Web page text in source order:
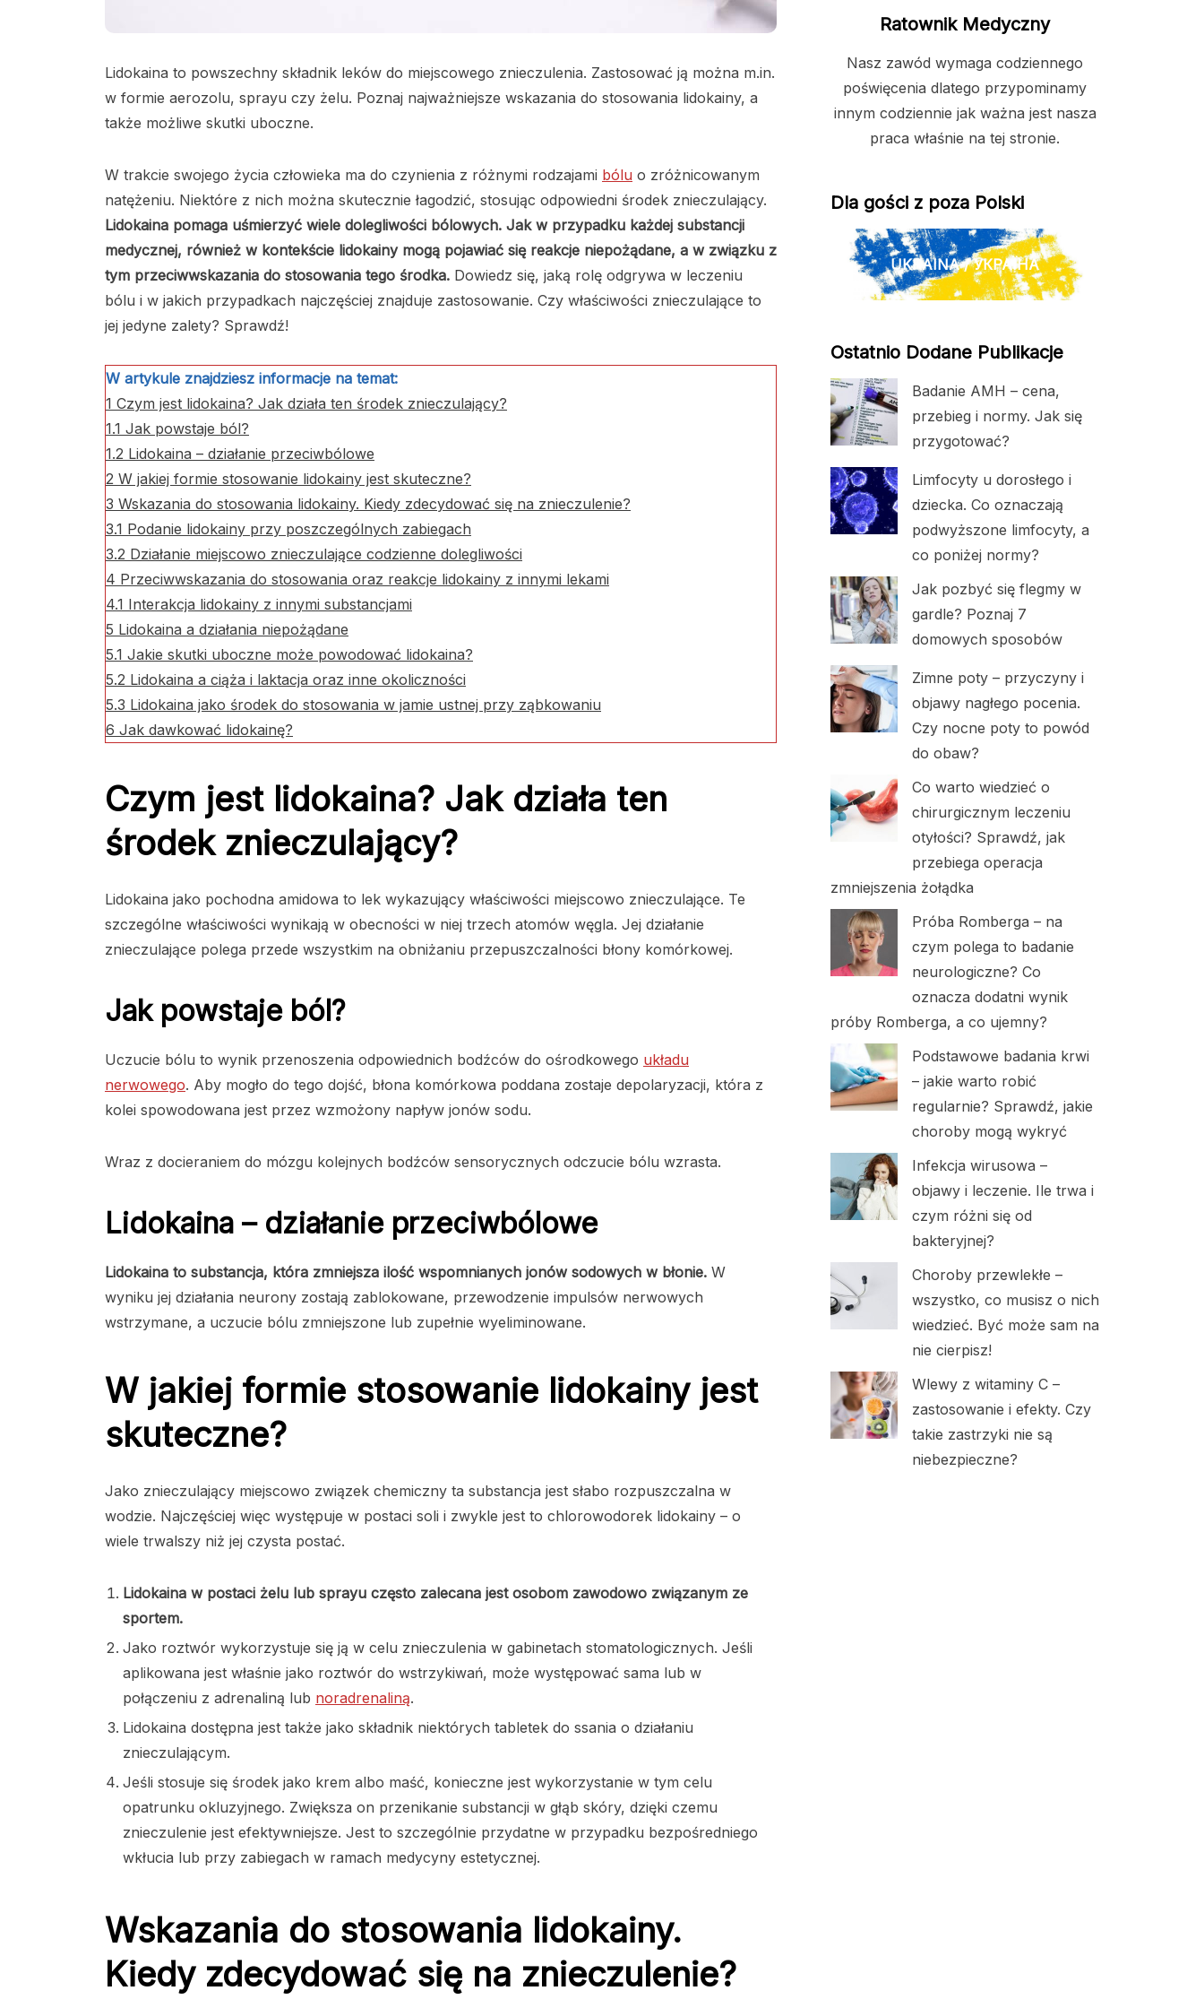
Lidokaina to powszechny składnik leków do miejscowego znieczulenia. Zastosować ją można m.in.
w formie aerozolu, sprayu czy żelu. Poznaj najważniejsze wskazania do stosowania lidokainy, a
także możliwe skutki uboczne.
W trakcie swojego życia człowieka ma do czynienia z różnymi rodzajami bólu o zróżnicowanym
natężeniu. Niektóre z nich można skutecznie łagodzić, stosując odpowiedni środek znieczulający.
Lidokaina pomaga uśmierzyć wiele dolegliwości bólowych. Jak w przypadku każdej substancji
medycznej, również w kontekście lidokainy mogą pojawiać się reakcje niepożądane, a w związku z
tym przeciwwskazania do stosowania tego środka. Dowiedz się, jaką rolę odgrywa w leczeniu
bólu i w jakich przypadkach najczęściej znajduje zastosowanie. Czy właściwości znieczulające to
jej jedyne zalety? Sprawdź!
W artykule znajdziesz informacje na temat:
1 Czym jest lidokaina? Jak działa ten środek znieczulający?
1.1 Jak powstaje ból?
1.2 Lidokaina – działanie przeciwbólowe
2 W jakiej formie stosowanie lidokainy jest skuteczne?
3 Wskazania do stosowania lidokainy. Kiedy zdecydować się na znieczulenie?
3.1 Podanie lidokainy przy poszczególnych zabiegach
3.2 Działanie miejscowo znieczulające codzienne dolegliwości
4 Przeciwwskazania do stosowania oraz reakcje lidokainy z innymi lekami
4.1 Interakcja lidokainy z innymi substancjami
5 Lidokaina a działania niepożądane
5.1 Jakie skutki uboczne może powodować lidokaina?
5.2 Lidokaina a ciąża i laktacja oraz inne okoliczności
5.3 Lidokaina jako środek do stosowania w jamie ustnej przy ząbkowaniu
6 Jak dawkować lidokainę?
Czym jest lidokaina? Jak działa ten
środek znieczulający?
Lidokaina jako pochodna amidowa to lek wykazujący właściwości miejscowo znieczulające. Te
szczególne właściwości wynikają w obecności w niej trzech atomów węgla. Jej działanie
znieczulające polega przede wszystkim na obniżaniu przepuszczalności błony komórkowej.
Jak powstaje ból?
Uczucie bólu to wynik przenoszenia odpowiednich bodźców do ośrodkowego układu
nerwowego. Aby mogło do tego dojść, błona komórkowa poddana zostaje depolaryzacji, która z
kolei spowodowana jest przez wzmożony napływ jonów sodu.
Wraz z docieraniem do mózgu kolejnych bodźców sensorycznych odczucie bólu wzrasta.
Lidokaina – działanie przeciwbólowe
Lidokaina to substancja, która zmniejsza ilość wspomnianych jonów sodowych w błonie. W
wyniku jej działania neurony zostają zablokowane, przewodzenie impulsów nerwowych
wstrzymane, a uczucie bólu zmniejszone lub zupełnie wyeliminowane.
W jakiej formie stosowanie lidokainy jest
skuteczne?
Jako znieczulający miejscowo związek chemiczny ta substancja jest słabo rozpuszczalna w
wodzie. Najczęściej więc występuje w postaci soli i zwykle jest to chlorowodorek lidokainy – o
wiele trwalszy niż jej czysta postać.
Lidokaina w postaci żelu lub sprayu często zalecana jest osobom zawodowo związanym ze
sportem.
Jako roztwór wykorzystuje się ją w celu znieczulenia w gabinetach stomatologicznych. Jeśli
aplikowana jest właśnie jako roztwór do wstrzykiwań, może występować sama lub w
połączeniu z adrenaliną lub noradrenaliną.
Lidokaina dostępna jest także jako składnik niektórych tabletek do ssania o działaniu
znieczulającym.
Jeśli stosuje się środek jako krem albo maść, konieczne jest wykorzystanie w tym celu
opatrunku okluzyjnego. Zwiększa on przenikanie substancji w głąb skóry, dzięki czemu
znieczulenie jest efektywniejsze. Jest to szczególnie przydatne w przypadku bezpośredniego
wkłucia lub przy zabiegach w ramach medycyny estetycznej.
Wskazania do stosowania lidokainy.
Kiedy zdecydować się na znieczulenie?
Ratownik Medyczny
Nasz zawód wymaga codziennego
poświęcenia dlatego przypominamy
innym codziennie jak ważna jest nasza
praca właśnie na tej stronie.
Dla gości z poza Polski
UKRAINA / УКРАЇНА
Ostatnio Dodane Publikacje
Badanie AMH – cena,
przebieg i normy. Jak się
przygotować?
Limfocyty u dorosłego i
dziecka. Co oznaczają
podwyższone limfocyty, a
co poniżej normy?
Jak pozbyć się flegmy w
gardle? Poznaj 7
domowych sposobów
Zimne poty – przyczyny i
objawy nagłego pocenia.
Czy nocne poty to powód
do obaw?
Co warto wiedzieć o
chirurgicznym leczeniu
otyłości? Sprawdź, jak
przebiega operacja
zmniejszenia żołądka
Próba Romberga – na
czym polega to badanie
neurologiczne? Co
oznacza dodatni wynik
próby Romberga, a co ujemny?
Podstawowe badania krwi
– jakie warto robić
regularnie? Sprawdź, jakie
choroby mogą wykryć
Infekcja wirusowa –
objawy i leczenie. Ile trwa i
czym różni się od
bakteryjnej?
Choroby przewlekłe –
wszystko, co musisz o nich
wiedzieć. Być może sam na
nie cierpisz!
Wlewy z witaminy C –
zastosowanie i efekty. Czy
takie zastrzyki nie są
niebezpieczne?